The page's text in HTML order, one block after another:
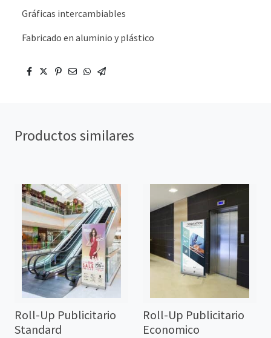
Gráficas intercambiables
Fabricado en aluminio y plástico
Productos similares
Roll-Up Publicitario
Standard
Roll-Up Publicitario
Economico